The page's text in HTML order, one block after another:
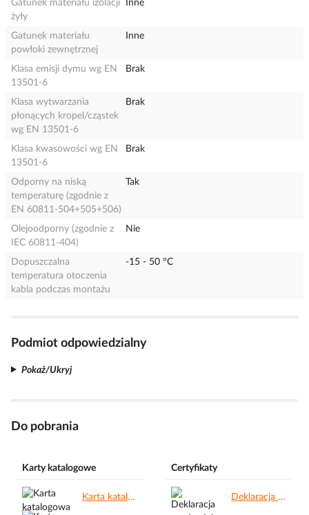
Gatunek materiału izolacji
żyły
Inne
Gatunek materiału
powłoki zewnętrznej
Inne
Klasa emisji dymu wg EN
13501-6
Brak
Klasa wytwarzania
płonących kropel/cząstek
wg EN 13501-6
Brak
Klasa kwasowości wg EN
13501-6
Brak
Odporny na niską
temperaturę (zgodnie z
EN 60811-504+505+506)
Tak
Olejoodporny (zgodnie z
IEC 60811-404)
Nie
Dopuszczalna
temperatura otoczenia
kabla podczas montażu
-15 - 50 °C
Podmiot odpowiedzialny
Pokaż/Ukryj
Do pobrania
Karty katalogowe
Karta katalogowa PL.pdf
Certyfikaty
Deklaracja zgodności CE.pdf